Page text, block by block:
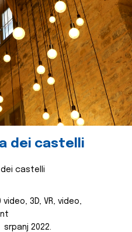
dei castelli
castelli
3D, VR, video,
2022.